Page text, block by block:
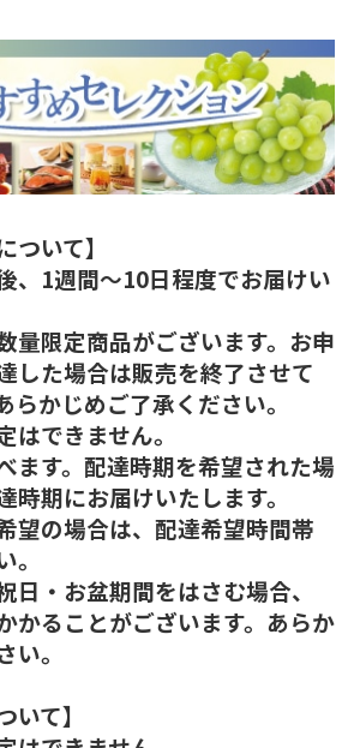
ついて】
、1週間～10日程度でお届けい
量限定商品がございます。お申
した場合は販売を終了させて
らかじめご了承ください。
できません。
ます。配達時期を希望された場
時期にお届けいたします。
望の場合は、配達希望時間帯
・お盆期間をはさむ場合、
かることがございます。あらか
い。
いて】